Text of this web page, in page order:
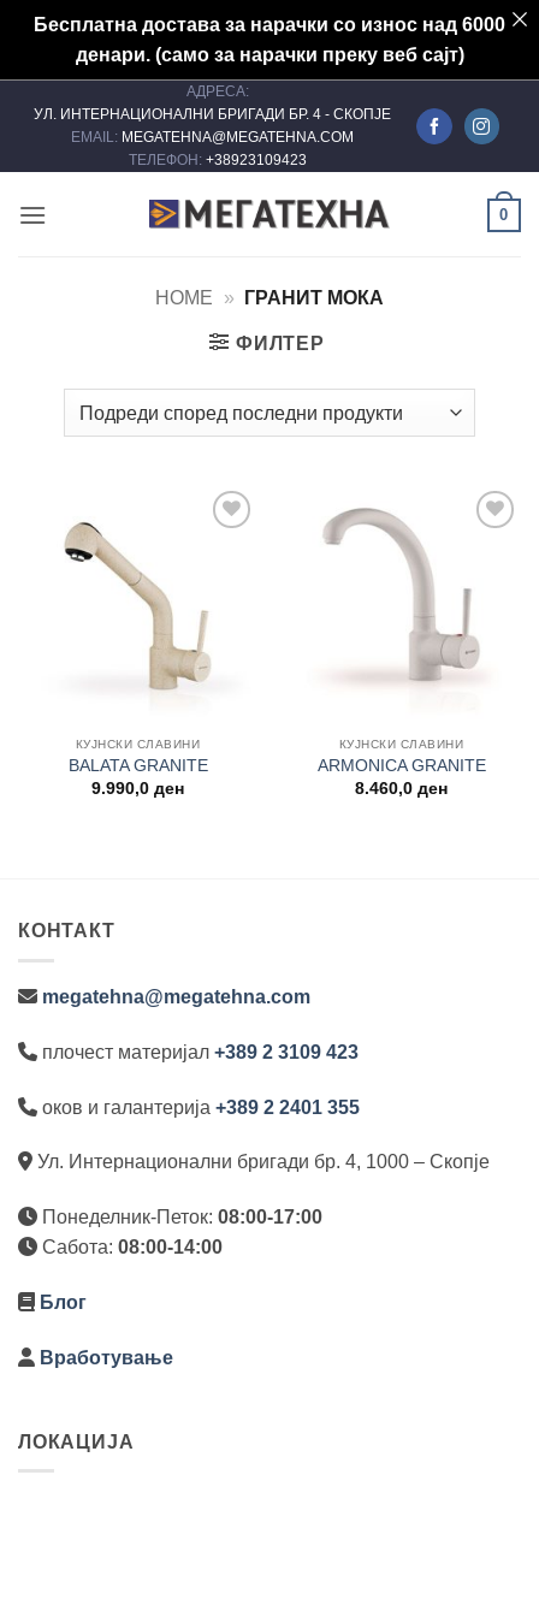
Бесплатна достава за нарачки со износ над 6000
денари. (само за нарачки преку веб сајт)
АДРЕСА:
УЛ. ИНТЕРНАЦИОНАЛНИ БРИГАДИ БР. 4 - СКОПЈЕ
EMAIL: MEGATEHNA@MEGATEHNA.COM
ТЕЛЕФОН: +38923109423
0
HOME » ГРАНИТ МОКА
ФИЛТЕР
КУЈНСКИ СЛАВИНИ
BALATA GRANITE
9.990,0 ден
КУЈНСКИ СЛАВИНИ
ARMONICA GRANITE
8.460,0 ден
КОНТАКТ
megatehna@megatehna.com
плочест материјал +389 2 3109 423
оков и галантерија +389 2 2401 355
Ул. Интернационални бригади бр. 4, 1000 – Скопје
Понеделник-Петок: 08:00-17:00
Сабота: 08:00-14:00
Блог
Вработување
ЛОКАЦИЈА